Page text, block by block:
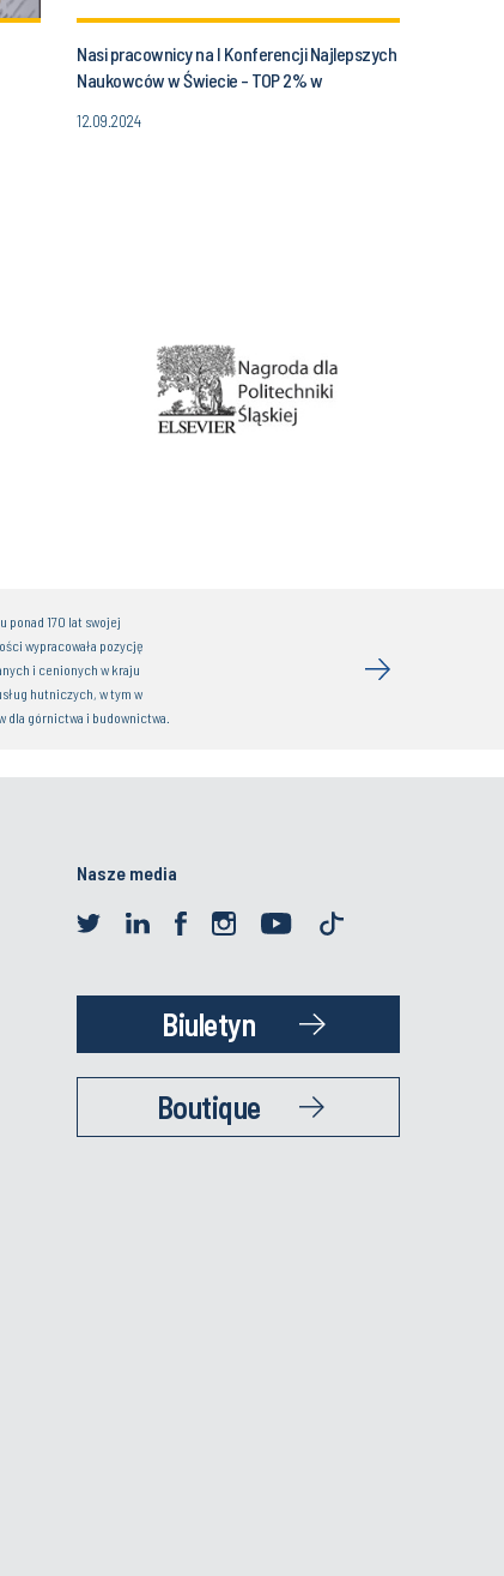
Nasi pracownicy na I Konferencji Najlepszych
Naukowców w Świecie - TOP 2% w
12.09.2024
Innovation n the Silicon
Boutique